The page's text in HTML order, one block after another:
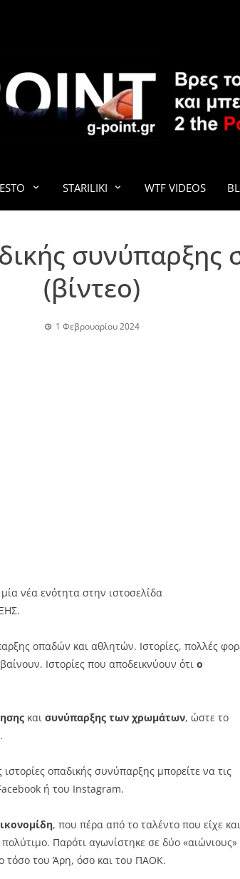
G-
STARILIKI WTF VIDEOS
(βίντεο)
1 Φεβρουαρίου 2024
νέα ενότητα στην ιστοσελίδα
.
οπαδών και αθλητών. Ιστορίες, πολλές
Ιστορίες που αποδεικνύουν ότι ο
και συνύπαρξης των χρωμάτων, ώστε το
οπαδικής συνύπαρξης μπορείτε να τις
ή του Instagram.
, που πέρα από το ταλέντο που είχε και
Παρότι αγωνίστηκε σε δύο «αιώνιους»
τόσο του Άρη, όσο και του ΠΑΟΚ.